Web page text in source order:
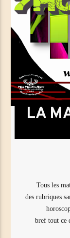
LA
Tous les
des rubriques
bref tout ce